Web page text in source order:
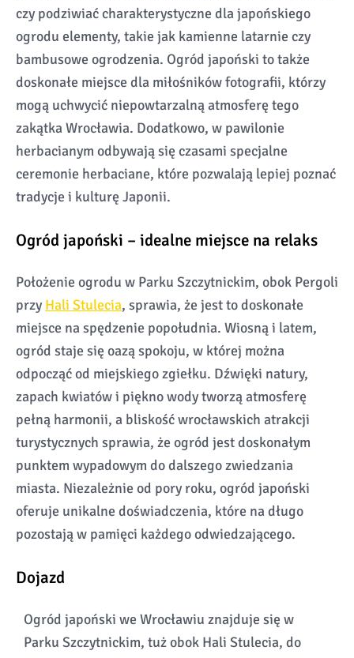
czy podziwiać charakterystyczne dla japońskiego
ogrodu elementy, takie jak kamienne latarnie czy
bambusowe ogrodzenia. Ogród japoński to także
doskonałe miejsce dla miłośników fotografii, którzy
mogą uchwycić niepowtarzalną atmosferę tego
zakątka Wrocławia. Dodatkowo, w pawilonie
herbacianym odbywają się czasami specjalne
ceremonie herbaciane, które pozwalają lepiej poznać
tradycje i kulturę Japonii.
Ogród japoński – idealne miejsce na relaks
Położenie ogrodu w Parku Szczytnickim, obok Pergoli
przy Hali Stulecia, sprawia, że jest to doskonałe
miejsce na spędzenie popołudnia. Wiosną i latem,
ogród staje się oazą spokoju, w której można
odpocząć od miejskiego zgiełku. Dźwięki natury,
zapach kwiatów i piękno wody tworzą atmosferę
pełną harmonii, a bliskość wrocławskich atrakcji
turystycznych sprawia, że ogród jest doskonałym
punktem wypadowym do dalszego zwiedzania
miasta. Niezależnie od pory roku, ogród japoński
oferuje unikalne doświadczenia, które na długo
pozostają w pamięci każdego odwiedzającego.
Dojazd
Ogród japoński we Wrocławiu znajduje się w
Parku Szczytnickim, tuż obok Hali Stulecia, do